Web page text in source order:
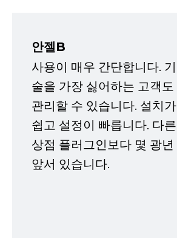
안젤B
사용이 매우 간단합니다. 기
술을 가장 싫어하는 고객도
관리할 수 있습니다. 설치가
쉽고 설정이 빠릅니다. 다른
상점 플러그인보다 몇 광년
앞서 있습니다.